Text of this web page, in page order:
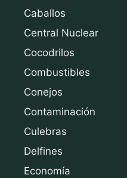
Caballos
Central Nuclear
Cocodrilos
Combustibles
Conejos
Contaminación
Culebras
Delfines
Economía